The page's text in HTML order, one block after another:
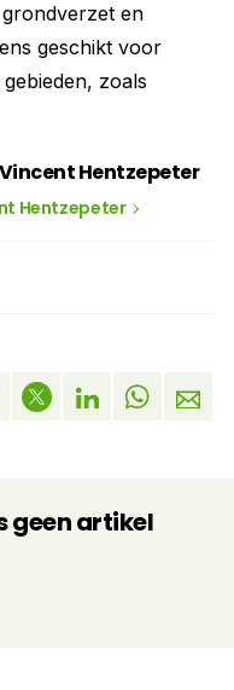
en
geschikt voor
zoals
Hentzepeter
Hentzepeter
geen artikel